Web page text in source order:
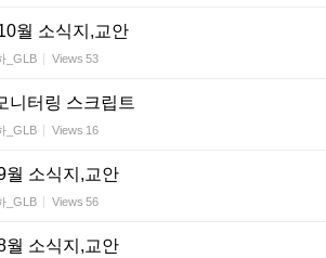
월 소식지,교안
_GLB Views 53
니터링 스크립트
_GLB Views 16
월 소식지,교안
_GLB Views 56
월 소식지,교안